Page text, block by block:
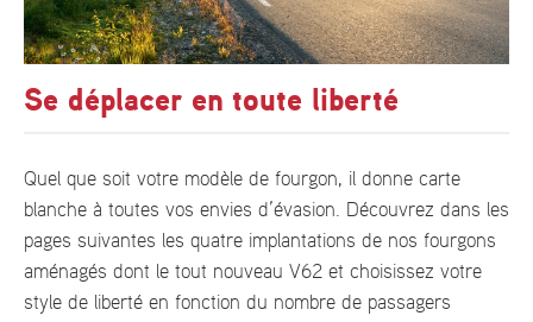
Se déplacer en toute liberté
Quel que soit votre modèle de fourgon, il donne carte
blanche à toutes vos envies d’évasion. Découvrez dans les
pages suivantes les quatre implantations de nos fourgons
aménagés dont le tout nouveau V62 et choisissez votre
style de liberté en fonction du nombre de passagers